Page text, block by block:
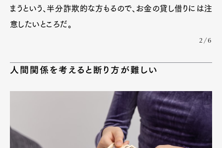
まうという、半分詐欺的な方もるので、お金の貸し借りには注
意したいところだ。
2/6
人間関係を考えると断り方が難しい